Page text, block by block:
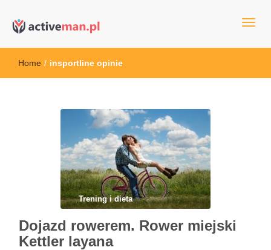
active man – sprzęt sportowy
sportowym
Home / insportline opinie
Trening i dieta
Dojazd rowerem. Rower miejski
Kettler layana